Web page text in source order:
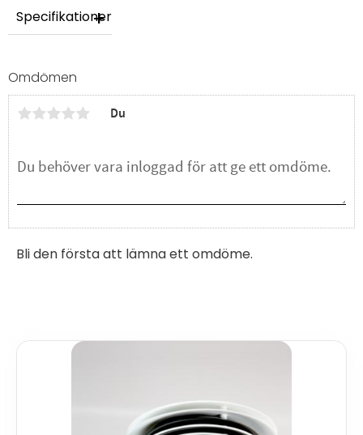
Specifikationer
Omdömen
Du
Bli den första att lämna ett omdöme.